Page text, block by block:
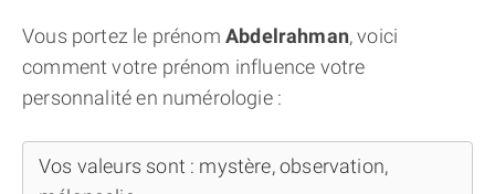
Vous portez le prénom Abdelrahman, voici
comment votre prénom influence votre
personnalité en numérologie :
Vos valeurs sont : mystère, observation,